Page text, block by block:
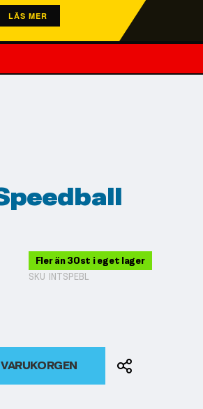
LÄS MER
Fler än 30st i eget lager
SKU INTSPEBL